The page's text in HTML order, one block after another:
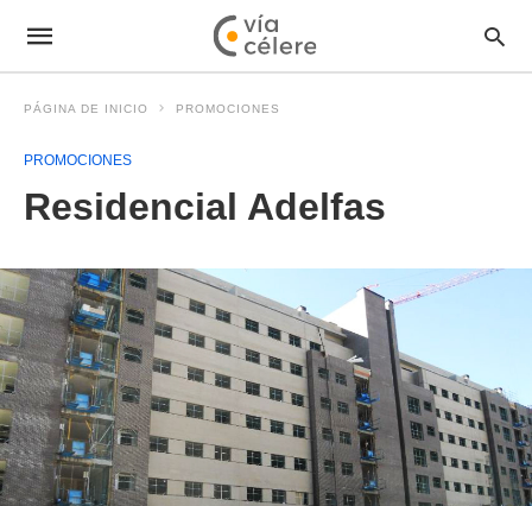
PÁGINA DE INICIO PROMOCIONES
PROMOCIONES
Residencial Adelfas